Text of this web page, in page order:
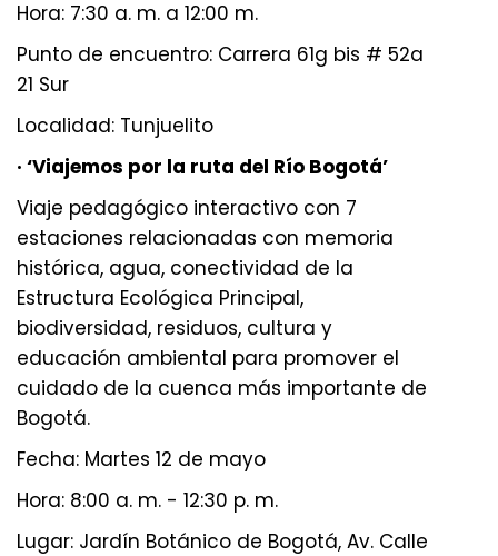
Hora: 7:30 a. m. a 12:00 m.
Punto de encuentro: Carrera 61g bis # 52a
21 Sur
Localidad: Tunjuelito
· ‘Viajemos por la ruta del Río Bogotá’
Viaje pedagógico interactivo con 7
estaciones relacionadas con memoria
histórica, agua, conectividad de la
Estructura Ecológica Principal,
biodiversidad, residuos, cultura y
educación ambiental para promover el
cuidado de la cuenca más importante de
Bogotá.
Fecha: Martes 12 de mayo
Hora: 8:00 a. m. - 12:30 p. m.
Lugar: Jardín Botánico de Bogotá, Av. Calle